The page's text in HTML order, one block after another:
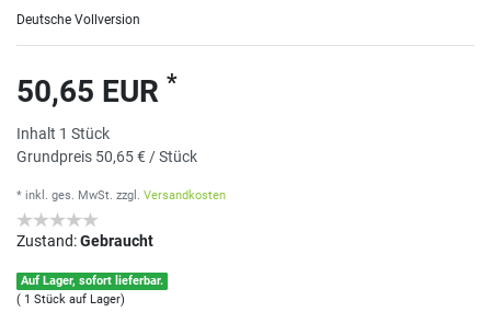
Deutsche Vollversion
50,65 EUR *
Inhalt 1 Stück
Grundpreis 50,65 € / Stück
* inkl. ges. MwSt. zzgl. Versandkosten
Zustand:Gebraucht
Auf Lager, sofort lieferbar.
( 1 Stück auf Lager)